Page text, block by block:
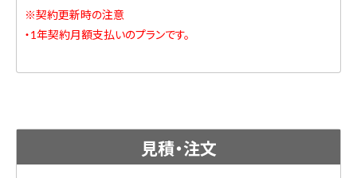
※契約更新時の注意
・1年契約月額支払いのプランです。
見積・注文